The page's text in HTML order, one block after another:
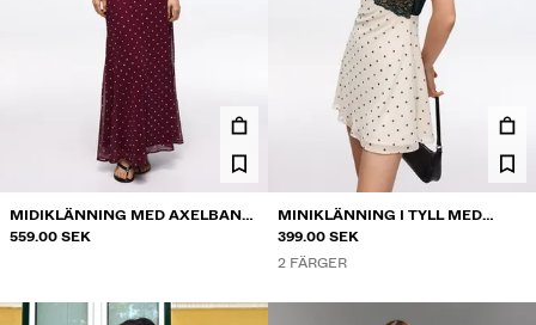
MIDIKLÄNNING MED AXELBAND
OCH KORSETTRYGG
559.00 SEK
MINIKLÄNNING I TYLL MED
AXELBAND
399.00 SEK
2 FÄRGER